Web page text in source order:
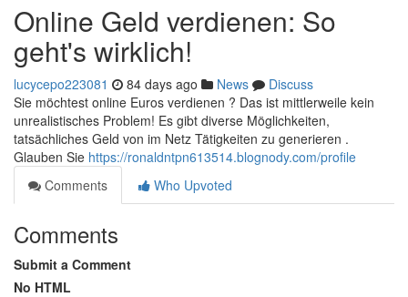
Online Geld verdienen: So
geht's wirklich!
lucycepo223081 84 days ago News
Discuss
Sie möchtest online Euros verdienen ? Das ist mittlerweile kein
unrealistisches Problem! Es gibt diverse Möglichkeiten,
tatsächliches Geld von im Netz Tätigkeiten zu generieren .
Glauben Sie https://ronaldntpn613514.blognody.com/profile
Comments
Who Upvoted
Comments
Submit a Comment
No HTML